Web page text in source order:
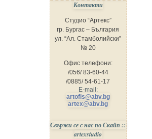
Контакти
Студио “Артекс”
гр. Бургас – България
ул. “Ал. Стамболийски”
№ 20
Офис телефони:
/056/ 83-60-44
/0885/ 54-61-17
E-mail:
artofis@abv.bg
artex@abv.bg
Свържи се с нас по Скайп ::
artexstudio